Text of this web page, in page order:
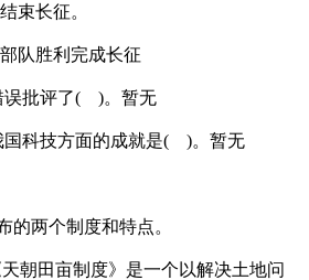
束长征。
队胜利完成长征
误批评了( )。暂无
国科技方面的成就是( )。暂无
的两个制度和特点。
朝田亩制度》是一个以解决土地问